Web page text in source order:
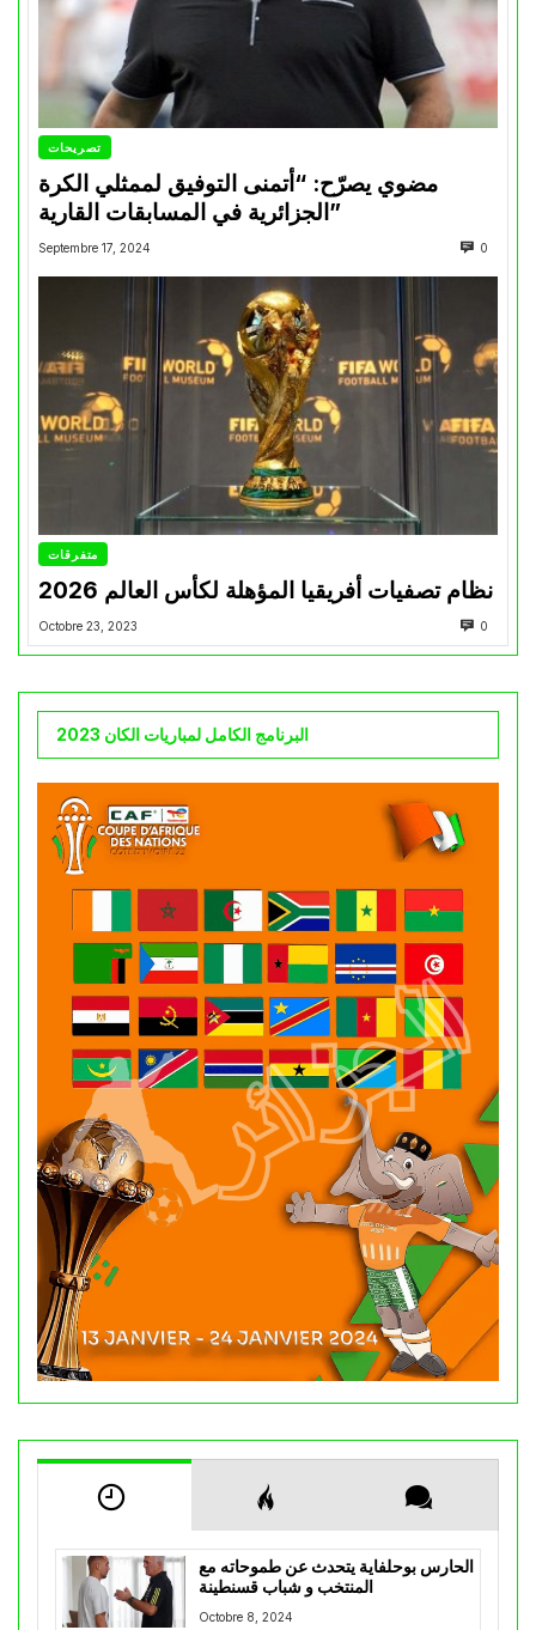
تصريحات
مضوي يصرّح: “أتمنى التوفيق لممثلي الكرة
الجزائرية في المسابقات القارية”
Septembre 17, 2024 0
متفرقات
نظام تصفيات أفريقيا المؤهلة لكأس العالم 2026
Octobre 23, 2023 0
البرنامج الكامل لمباريات الكان 2023
الحارس بوحلفاية يتحدث عن طموحاته مع
المنتخب و شباب قسنطينة
Octobre 8, 2024